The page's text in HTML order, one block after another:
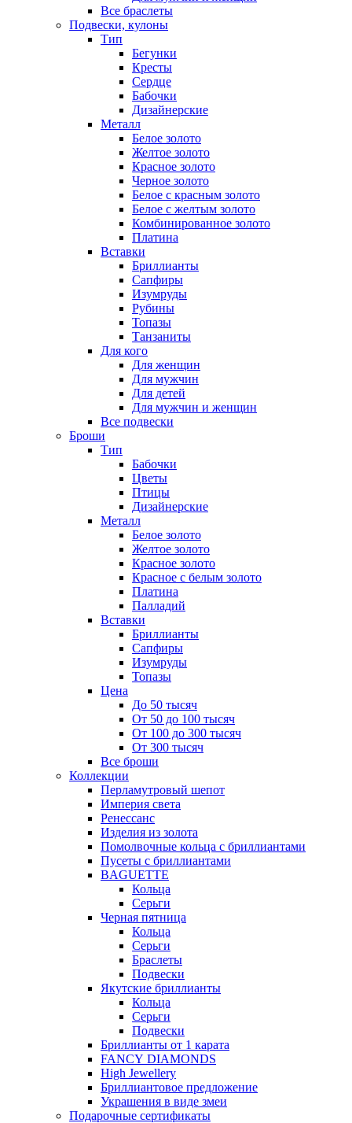
Все браслеты
Подвески, кулоны
Тип
Бегунки
Кресты
Сердце
Бабочки
Дизайнерские
Металл
Белое золото
Желтое золото
Красное золото
Черное золото
Белое с красным золото
Белое с желтым золото
Комбинированное золото
Платина
Вставки
Бриллианты
Сапфиры
Изумруды
Рубины
Топазы
Танзаниты
Для кого
Для женщин
Для мужчин
Для детей
Для мужчин и женщин
Все подвески
Броши
Тип
Бабочки
Цветы
Птицы
Дизайнерские
Металл
Белое золото
Желтое золото
Красное золото
Красное с белым золото
Платина
Палладий
Вставки
Бриллианты
Сапфиры
Изумруды
Топазы
Цена
До 50 тысяч
От 50 до 100 тысяч
От 100 до 300 тысяч
От 300 тысяч
Все броши
Коллекции
Перламутровый шепот
Империя света
Ренессанс
Изделия из золота
Помолвочные кольца с бриллиантами
Пусеты с бриллиантами
BAGUETTE
Кольца
Серьги
Черная пятница
Кольца
Серьги
Браслеты
Подвески
Якутские бриллианты
Кольца
Серьги
Подвески
Бриллианты от 1 карата
FANCY DIAMONDS
High Jewellery
Бриллиантовое предложение
Украшения в виде змеи
Подарочные сертификаты